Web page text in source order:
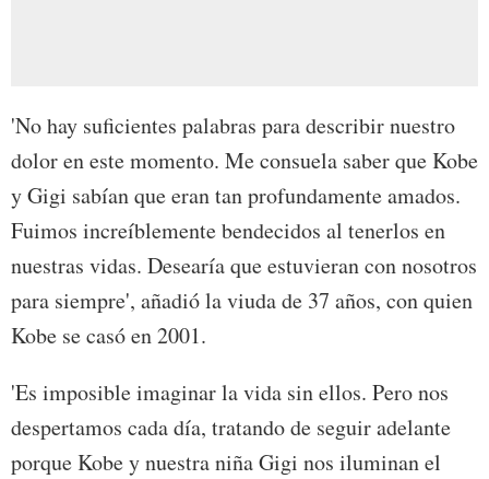
'No hay suficientes palabras para describir nuestro
dolor en este momento. Me consuela saber que Kobe
y Gigi sabían que eran tan profundamente amados.
Fuimos increíblemente bendecidos al tenerlos en
nuestras vidas. Desearía que estuvieran con nosotros
para siempre', añadió la viuda de 37 años, con quien
Kobe se casó en 2001.
'Es imposible imaginar la vida sin ellos. Pero nos
despertamos cada día, tratando de seguir adelante
porque Kobe y nuestra niña Gigi nos iluminan el